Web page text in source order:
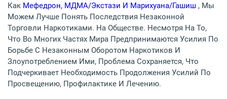
Как Мефедрон, МДМА/экстази И Марихуана/гашиш , Мы
Можем Лучше Понять Последствия Незаконной
Торговли Наркотиками. На Обществе. Несмотря На То,
Что Во Многих Частях Мира Предпринимаются Усилия По
Борьбе С Незаконным Оборотом Наркотиков И
Злоупотреблением Ими, Проблема Сохраняется, Что
Подчеркивает Необходимость Продолжения Усилий По
Просвещению, Профилактике И Лечению.